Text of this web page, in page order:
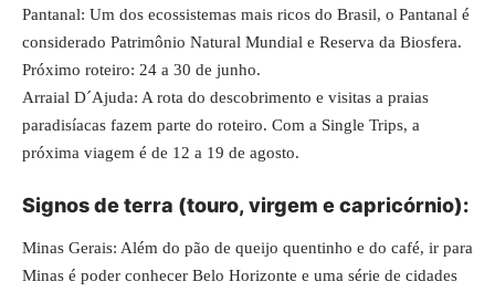
Pantanal: Um dos ecossistemas mais ricos do Brasil, o Pantanal é
considerado Patrimônio Natural Mundial e Reserva da Biosfera.
Próximo roteiro: 24 a 30 de junho.
Arraial D´Ajuda: A rota do descobrimento e visitas a praias
paradisíacas fazem parte do roteiro. Com a Single Trips, a
próxima viagem é de 12 a 19 de agosto.
Signos de terra (touro, virgem e capricórnio):
Minas Gerais: Além do pão de queijo quentinho e do café, ir para
Minas é poder conhecer Belo Horizonte e uma série de cidades